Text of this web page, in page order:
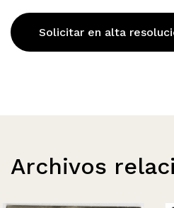
Solicitar en alta
Archivos